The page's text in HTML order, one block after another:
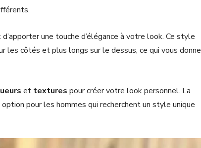
une touche d’élégance à votre look. Ce style
les côtés et plus longs sur le dessus, ce qui vous donne
et textures pour créer votre look personnel. La
pour les hommes qui recherchent un style unique